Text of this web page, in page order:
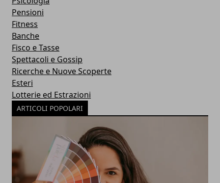
Pensioni
Fitness
Banche
Fisco e Tasse
Spettacoli e Gossip
Ricerche e Nuove Scoperte
Esteri
Lotterie ed Estrazioni
ARTICOLI POPOLARI